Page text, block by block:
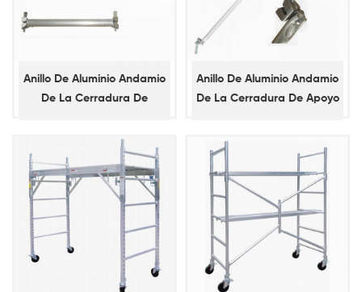
Anillo De Aluminio Andamio
De La Cerradura De
Anillo De Aluminio Andamio
De La Cerradura De Apoyo